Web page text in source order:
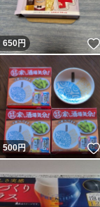
650円
500円